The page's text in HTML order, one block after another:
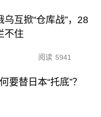
乌互掀“仓库战”，28
不住
阅读 5941
替日本“托底”？